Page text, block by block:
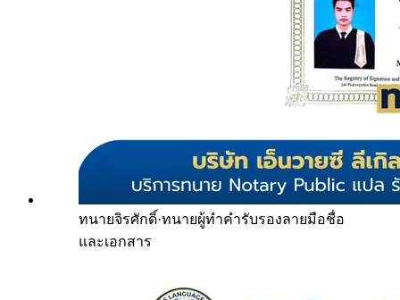
ทนายจิรศักดิ์·ทนายผู้ทำคำรับรองลายมือชื่อ
และเอกสาร